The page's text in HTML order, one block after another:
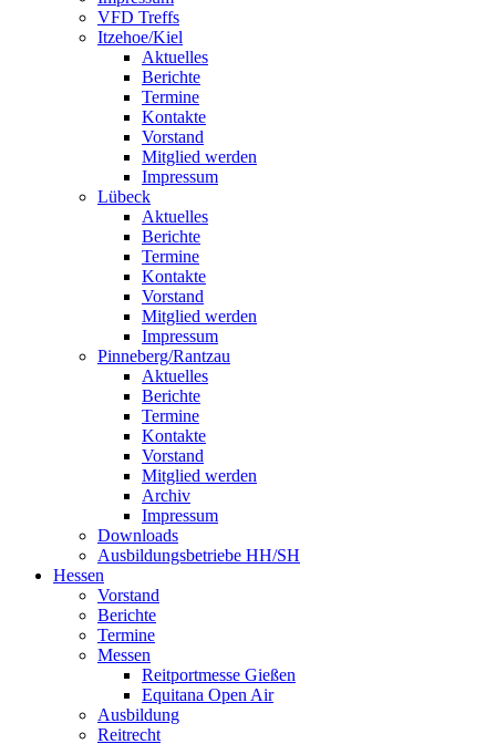
VFD Treffs
Itzehoe/Kiel
Aktuelles
Berichte
Termine
Kontakte
Vorstand
Mitglied werden
Impressum
Lübeck
Aktuelles
Berichte
Termine
Kontakte
Vorstand
Mitglied werden
Impressum
Pinneberg/Rantzau
Aktuelles
Berichte
Termine
Kontakte
Vorstand
Mitglied werden
Archiv
Impressum
Downloads
Ausbildungsbetriebe HH/SH
Hessen
Vorstand
Berichte
Termine
Messen
Reitportmesse Gießen
Equitana Open Air
Ausbildung
Reitrecht